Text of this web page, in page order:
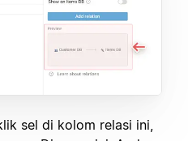
sel di kolom relasi ini,